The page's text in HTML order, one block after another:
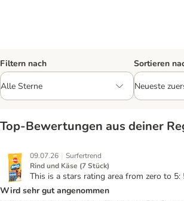
Filtern nach Sortieren
Top‑Bewertungen aus deiner
09.07.26 | Surfertrend
Rind und Käse (7 Stück)
This is a stars rating area from zero to 5:
Wird sehr gut angenommen